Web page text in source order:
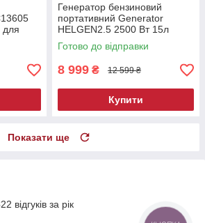
для
Генератор бензиновий
портативний Generator
HELGEN2.5 2500 Вт 15л
надійний бензиновий
генератор електростанція
бензинова
Готово до відправки
8 999 ₴ 12 599 ₴
Купити
Показати ще
відгуків за рік